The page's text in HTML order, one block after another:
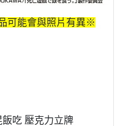
可能會與照片有異※
吃 壓克力立牌